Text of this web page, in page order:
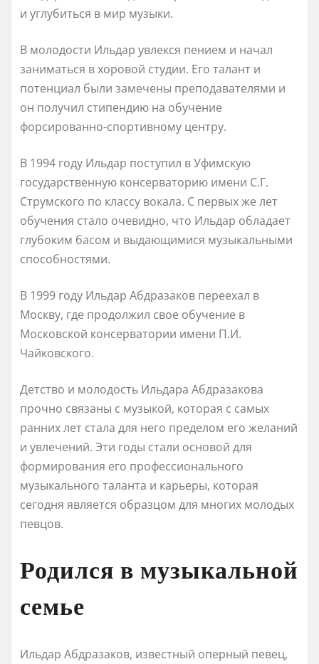
и углубиться в мир музыки.
В молодости Ильдар увлекся пением и начал
заниматься в хоровой студии. Его талант и
потенциал были замечены преподавателями и
он получил стипендию на обучение
форсированно-спортивному центру.
В 1994 году Ильдар поступил в Уфимскую
государственную консерваторию имени С.Г.
Струмского по классу вокала. С первых же лет
обучения стало очевидно, что Ильдар обладает
глубоким басом и выдающимися музыкальными
способностями.
В 1999 году Ильдар Абдразаков переехал в
Москву, где продолжил свое обучение в
Московской консерватории имени П.И.
Чайковского.
Детство и молодость Ильдара Абдразакова
прочно связаны с музыкой, которая с самых
ранних лет стала для него пределом его желаний
и увлечений. Эти годы стали основой для
формирования его профессионального
музыкального таланта и карьеры, которая
сегодня является образцом для многих молодых
певцов.
Родился в музыкальной
семье
Ильдар Абдразаков, известный оперный певец,